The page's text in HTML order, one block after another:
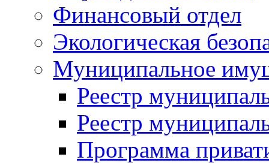
Финансовый отдел
Экологическая
Муниципальное
Реестр
Реестр
Программа